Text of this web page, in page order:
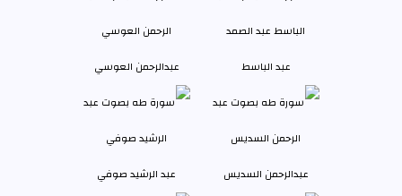
عبد الباسط عبدالرحمن العوسي
عبدالرحمن السديس عبد الرشيد صوفي